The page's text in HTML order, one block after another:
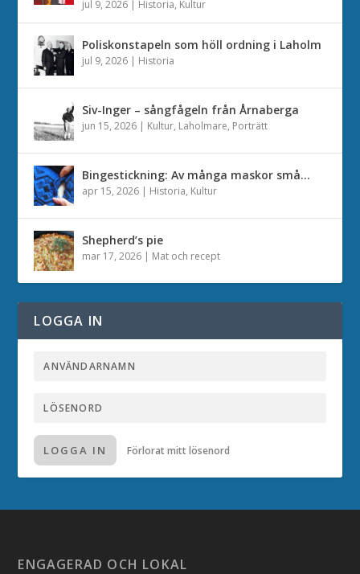
jul 9, 2026 | Historia, Kultur
Poliskonstapeln som höll ordning i Laholm
jul 9, 2026 | Historia
Siv-Inger – sångfågeln från Årnaberga
jun 15, 2026 | Kultur, Laholmare, Porträtt
Bingestickning: Av många maskor små…
apr 15, 2026 | Historia, Kultur
Shepherd’s pie
mar 17, 2026 | Mat och recept
LOGGA IN
LOGGA IN Förlorat mitt lösenord
ENGAGERAD OCH LOKAL